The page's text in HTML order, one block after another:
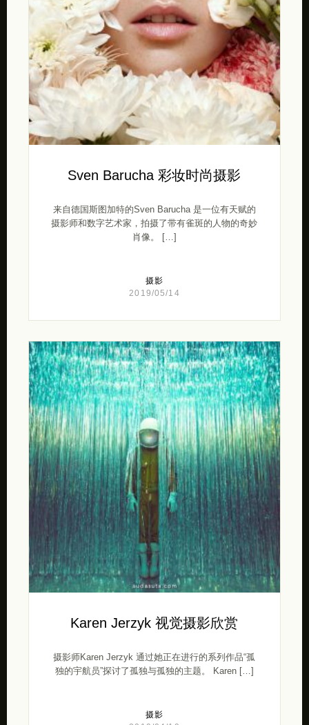
Sven Barucha 彩妆时尚摄影
来自德国斯图加特的Sven Barucha 是一位有天赋的
摄影师和数字艺术家，拍摄了带有雀斑的人物的奇妙
肖像。 […]
摄影
2019/05/14
Karen Jerzyk 视觉摄影欣赏
摄影师Karen Jerzyk 通过她正在进行的系列作品“孤
独的宇航员”探讨了孤独与孤独的主题。 Karen […]
摄影